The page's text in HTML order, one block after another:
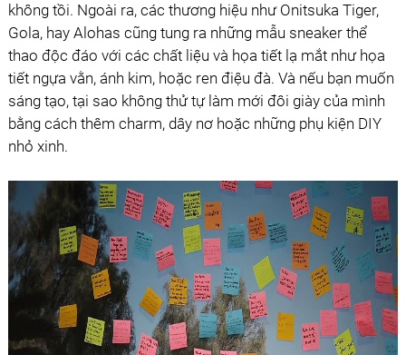
không tồi. Ngoài ra, các thương hiệu như Onitsuka Tiger,
Gola, hay Alohas cũng tung ra những mẫu sneaker thể
thao độc đáo với các chất liệu và họa tiết lạ mắt như họa
tiết ngựa vằn, ánh kim, hoặc ren điệu đà. Và nếu bạn muốn
sáng tạo, tại sao không thử tự làm mới đôi giày của mình
bằng cách thêm charm, dây nơ hoặc những phụ kiện DIY
nhỏ xinh.